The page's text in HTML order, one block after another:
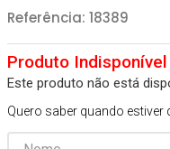
Referência: 18389
Este produto não está
Quero saber quando estiver
3º Luva Latex
4º Littmann
5º Estetoscopio
6 º Aparelho
Absorvente